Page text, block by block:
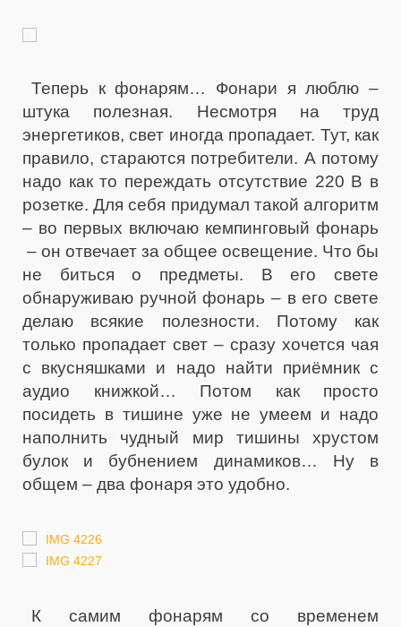
Теперь к фонарям… Фонари я люблю –
штука полезная. Несмотря на труд
энергетиков, свет иногда пропадает. Тут, как
правило, стараются потребители. А потому
надо как то переждать отсутствие 220 В в
розетке. Для себя придумал такой алгоритм
– во первых включаю кемпинговый фонарь
– он отвечает за общее освещение. Что бы
не биться о предметы. В его свете
обнаруживаю ручной фонарь – в его свете
делаю всякие полезности. Потому как
только пропадает свет – сразу хочется чая
с вкусняшками и надо найти приёмник с
аудио книжкой… Потом как просто
посидеть в тишине уже не умеем и надо
наполнить чудный мир тишины хрустом
булок и бубнением динамиков… Ну в
общем – два фонаря это удобно.
К самим фонарям со временем